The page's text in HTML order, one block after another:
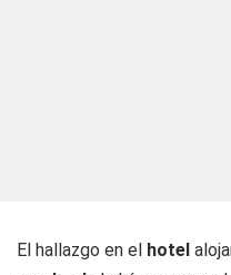
El hallazgo en el hotel